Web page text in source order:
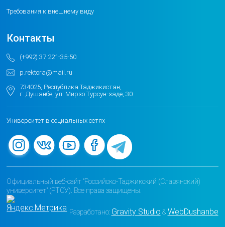
Требования к внешнему виду
Контакты
(+992) 37 221-35-50
p.rektora@mail.ru
734025, Республика Таджикистан,
г. Душанбе, ул. Мирзо Турсун-заде, 30
Университет в социальных сетях
Официальный веб-сайт "Российско-Таджикский (Славянский)
университет" (РТСУ). Все права защищены.
Разработано: Gravity Studio &WebDushanbe